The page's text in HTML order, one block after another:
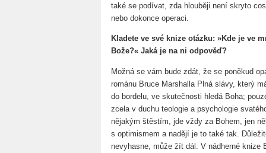
také se podívat, zda hlouběji není skryto
nebo dokonce operaci.
Kladete ve své knize otázku: »Kde je ve
Bože?« Jaká je na ni odpověď?
Možná se vám bude zdát, že se poněkud
románu Bruce Marshalla Plná slávy, který
do bordelu, ve skutečnosti hledá Boha;
zcela v duchu teologie a psychologie
nějakým štěstím, jde vždy za Bohem, jen
s optimismem a nadějí je to také tak.
nevyhasne, může žít dál. V nádherné knize